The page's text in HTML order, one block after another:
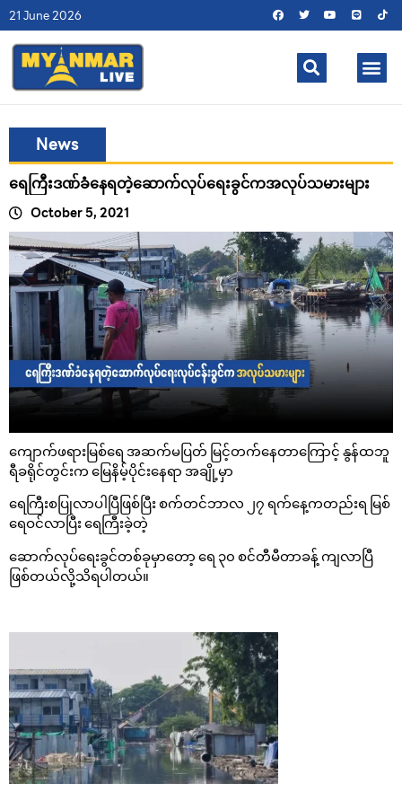
21 June 2026
News
ရေကြီးဒဏ်ခံနေရတဲ့ဆောက်လုပ်ရေးခွင်ကအလုပ်သမားများ
October 5, 2021
ကျောက်ဖရားမြစ်ရေ အဆက်မပြတ် မြင့်တက်နေတာကြောင့် နွန်ထဘူ
ရီခရိုင်တွင်းက မြေနိမ့်ပိုင်းနေရာ အချို့မှာ
ရေကြီးစပြုလာပါပြီဖြစ်ပြီး စက်တင်ဘာလ ၂၇ ရက်နေ့ကတည်းရ မြစ်
ရေဝင်လာပြီး ရေကြီးခဲ့တဲ့
ဆောက်လုပ်ရေးခွင်တစ်ခုမှာတော့ ရေ ၃၀ စင်တီမီတာခန့် ကျလာပြီ
ဖြစ်တယ်လို့သိရပါတယ်။